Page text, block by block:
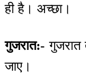
ही है। अच्छा।
गुजरात:- गुजरात
जाए।